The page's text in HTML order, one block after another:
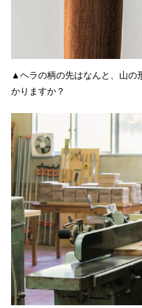
▲ヘラの柄の先はなんと、山の
かりますか？